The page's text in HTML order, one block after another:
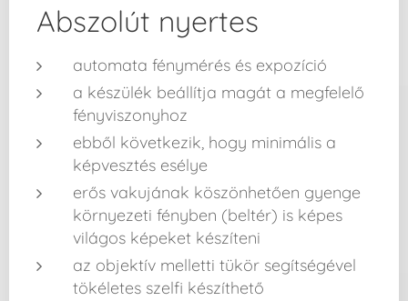
Abszolút nyertes
automata fénymérés és expozíció
a készülék beállítja magát a megfelelő
fényviszonyhoz
ebből következik, hogy minimális a
képvesztés esélye
erős vakujának köszönhetően gyenge
környezeti fényben (beltér) is képes
világos képeket készíteni
az objektív melletti tükör segítségével
tökéletes szelfi készíthető